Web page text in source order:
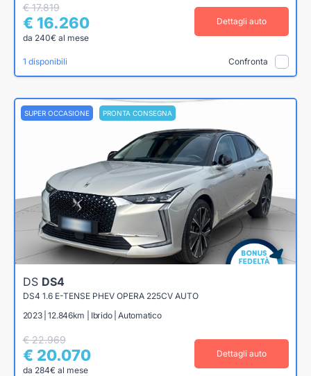
€ 17.819
€ 16.260
da 240€ al mese
Dettagli auto
1 disponibili Confronta
SUPER OCCASIONE PRONTA CONSEGNA
DS DS4
DS4 1.6 E-TENSE PHEV OPERA 225CV AUTO
2023 | 12.846km | Ibrido | Automatico
€ 22.969
€ 20.070
da 284€ al mese
Dettagli auto